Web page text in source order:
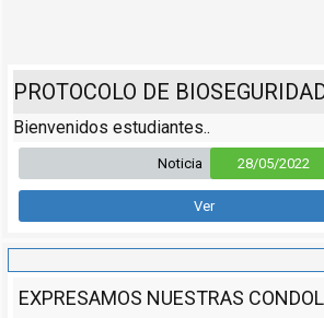
PROTOCOLO DE
Bienvenidos estudiantes..
Noticia 28/05/2022
Ver
EXPRESAMOS NUESTRAS